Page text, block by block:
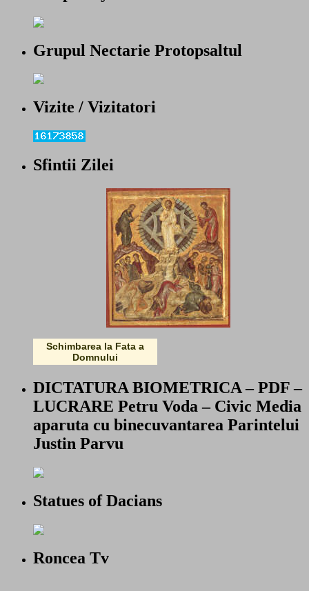
Grupul Nectarie Protopsaltul
Vizite / Vizitatori
Sfintii Zilei
Schimbarea la Fata a
Domnului
DICTATURA BIOMETRICA – PDF –
LUCRARE Petru Voda – Civic Media
aparuta cu binecuvantarea Parintelui
Justin Parvu
Statues of Dacians
Roncea Tv